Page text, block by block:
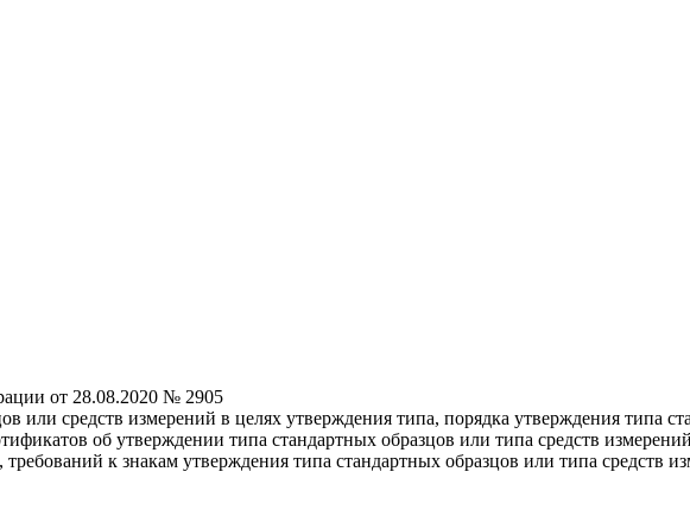
от 28.08.2020 № 2905
средств измерений в целях утверждения типа, порядка утверждения типа
об утверждении типа стандартных образцов или типа средств
к знакам утверждения типа стандартных образцов или типа средств